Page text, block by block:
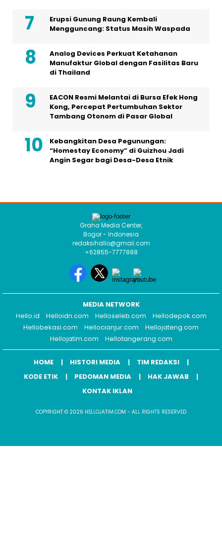
Erupsi Gunung Raung Kembali
Mengguncang: Status Masih Waspada
Analog Devices Perkuat Ketahanan
Manufaktur Global dengan Fasilitas Baru
di Thailand
EACON Resmi Melantai di Bursa Efek Hong
Kong, Percepat Pertumbuhan Sektor
Tambang Otonom di Pasar Global
Kebangkitan Desa Pegunungan:
“Homestay Economy” di Guizhou Jadi
Angin Segar bagi Desa-Desa Etnik
Graha Media Center,
Bogor - Indonesia
redaksihallo@gmail.com
+62855-7777888
MEDIA NETWORK
Hello.id
Helloidn.com Helloseleb.com
Hellodepok.com
Hellobekasi.com
Hellocianjur.com
Hellojateng.com
Hellojatim.com
Hellotangerang.com
HOME HISTORI MEDIA
TIM REDAKSI
KODE ETIK
PEDOMAN MEDIA
HAK JAWAB
KONTAK IKLAN
COPYRIGHT © 2026 HELLOJATIM.COM - ALL RIGHTS RESERVED